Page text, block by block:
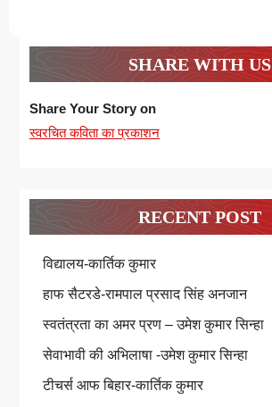
SHARE WITH US
Share Your Story on
स्वरचित कविता का प्रकाशन
RECENT POST
विद्यालय-कार्तिक कुमार
हाफ सैटरडे-रामपाल प्रसाद सिंह अनजान
स्वतंत्रता का अमर प्रण – उमेश कुमार सिन्हा
सेवाभावी की अभिलाषा -उमेश कुमार सिन्हा
टीचर्स आफ बिहार-कार्तिक कुमार